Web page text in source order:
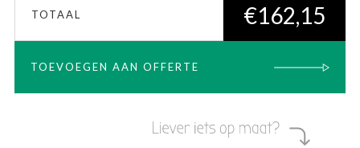
TOTAAL €162,15
TOEVOEGEN AAN OFFERTE